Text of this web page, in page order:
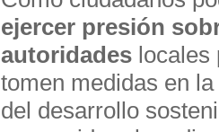
ejercer presión
autoridades locales
tomen medidas en
del desarrollo